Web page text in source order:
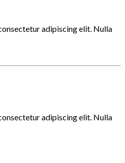
adipiscing elit. Nulla
adipiscing elit. Nulla